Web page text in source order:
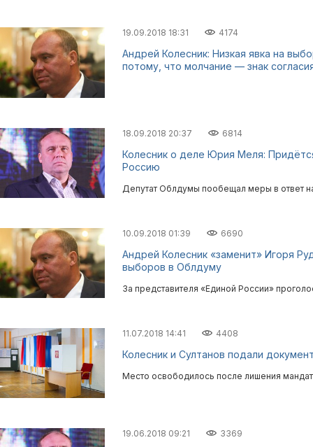
19.09.2018 18:31 4174
Андрей Колесник: Низкая явка на
потому, что молчание — знак
18.09.2018 20:37 6814
Колесник о деле Юрия Меля:
Россию
Депутат Облдумы пообещал меры в ответ
10.09.2018 01:39 6690
Андрей Колесник «заменит» Игоря
выборов в Облдуму
За представителя «Единой России»
11.07.2018 14:41 4408
Колесник и Султанов подали
Место освободилось после лишения
19.06.2018 09:21 3369